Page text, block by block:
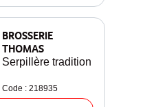
BROSSERIE
THOMAS
Serpillère tradition
Code : 218935